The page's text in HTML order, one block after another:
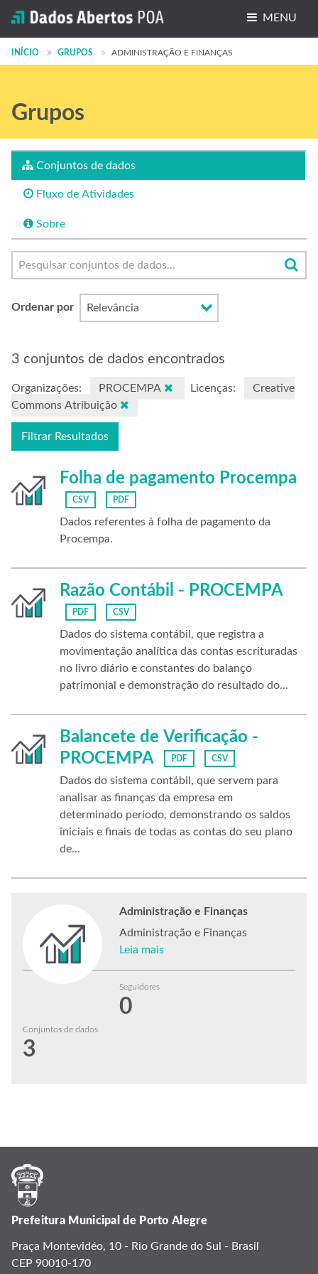
MENU
Conjuntos de dados
Grupos
INÍCIO GRUPOS ADMINISTRAÇÃO E FINANÇAS
Grupos
Conjuntos de dados
Fluxo de Atividades
Sobre
Ordenar por
3 conjuntos de dados encontrados
Organizações: PROCEMPA Licenças:
Creative
Commons Atribuição
Filtrar Resultados
Folha de pagamento Procempa
CSV PDF
Dados referentes à folha de pagamento da
Procempa.
Razão Contábil - PROCEMPA
PDF CSV
Dados do sistema contábil, que registra a
movimentação analítica das contas escrituradas
no livro diário e constantes do balanço
patrimonial e demonstração do resultado do...
Balancete de Verificação -
PROCEMPA
PDF CSV
Dados do sistema contábil, que servem para
analisar as finanças da empresa em
determinado período, demonstrando os saldos
iniciais e finais de todas as contas do seu plano
de...
Administração e Finanças
Administração e Finanças
Leia mais
Seguidores
0
Conjuntos de dados
3
Prefeitura Municipal de Porto Alegre
Praça Montevidéo, 10 - Rio Grande do Sul - Brasil
CEP 90010-170